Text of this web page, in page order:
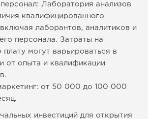
Лаборатория анализов
квалифицированного
лаборантов, аналитиков и
персонала. Затраты на
могут варьироваться в
от опыта и квалификации
от 50 000 до 100 000
инвестиций для открытия